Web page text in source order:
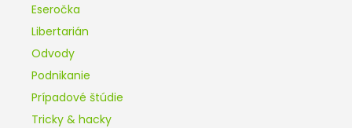
Eseročka
Libertarián
Odvody
Podnikanie
Prípadové štúdie
Tricky & hacky